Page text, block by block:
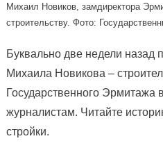
Михаил Новиков, замдиректора
строительству. Фото:
Буквально две недели назад
Михаила Новикова –
Государственного Эрмитажа
журналистам. Читайте
стройки.